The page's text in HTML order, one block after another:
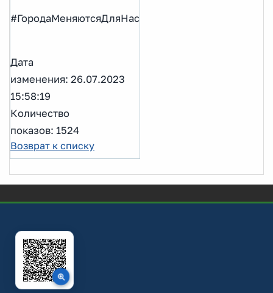
#ГородаМеняютсяДляНас
Дата
изменения: 26.07.2023
15:58:19
Количество
показов: 1524
Возврат к списку